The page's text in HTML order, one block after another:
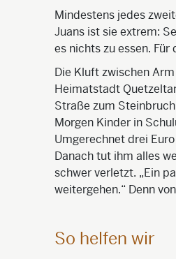
Mindestens jedes
Juans ist sie extrem:
es nichts zu essen.
Die Kluft zwischen
Heimatstadt
Straße zum
Morgen Kinder in
Umgerechnet drei
Danach tut ihm alles
schwer verletzt. „Ein
weitergehen.“ Denn
So helfen wir